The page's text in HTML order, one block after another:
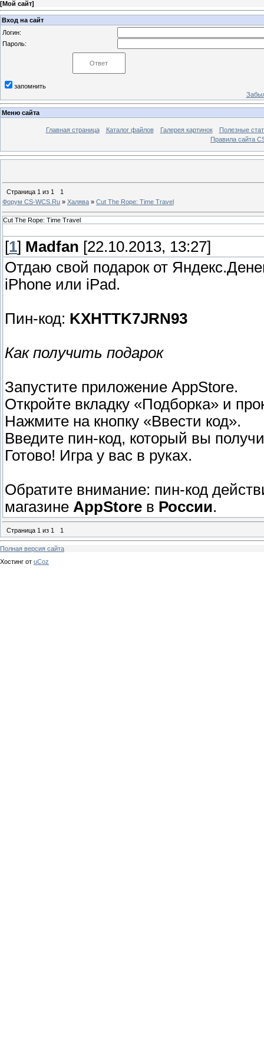
[Мой сайт]
Вход на сайт
Логин:
Пароль:
запомнить
Меню сайта
Главная страница Каталог файлов Галерея картинок
Полезные
Правила сайта
Страница 1 из 1
1
Форум CS-WCS.Ru » Халява » Cut The Rope: Time Travel
Cut The Rope: Time Travel
[1] Madfan [22.10.2013, 13:27]
Отдаю свой подарок от
iPhone или iPad.
Пин-код: KXHTTK7JRN93
Как получить подарок
Запустите приложение AppStore.
Откройте вкладку «Подборка» и
Нажмите на кнопку «Ввести код».
Введите пин-код, который вы
Готово! Игра у вас в руках.
Обратите внимание: пин-код
магазине AppStore в России.
Страница 1 из 1 1
Полная версия сайта
Хостинг от uCoz